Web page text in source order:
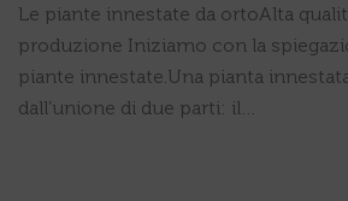
Le piante innestate da ortoAlta
produzione Iniziamo con la
piante innestate.Una pianta
dall’unione di due parti: il…